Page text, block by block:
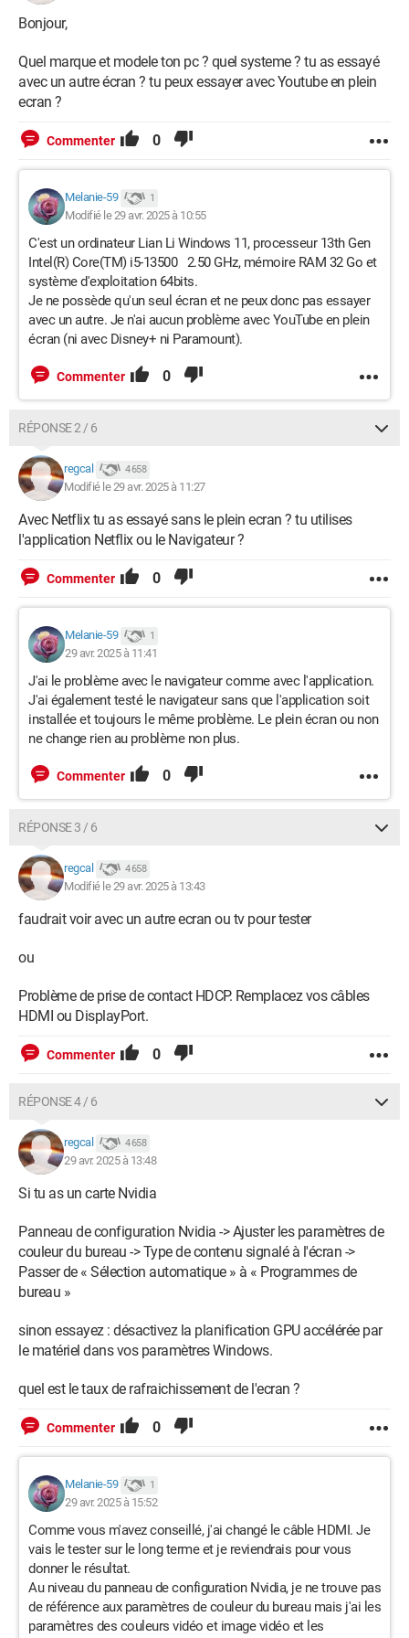
Bonjour,
Quel marque et modele ton pc ? quel systeme ? tu as essayé
avec un autre écran ? tu peux essayer avec Youtube en plein
ecran ?
Commenter 0
Melanie-59 1
Modifié le 29 avr. 2025 à 10:55
C'est un ordinateur Lian Li Windows 11, processeur 13th Gen
Intel(R) Core(TM) i5-13500 2.50 GHz, mémoire RAM 32 Go et
système d'exploitation 64bits.
Je ne possède qu'un seul écran et ne peux donc pas essayer
avec un autre. Je n'ai aucun problème avec YouTube en plein
écran (ni avec Disney+ ni Paramount).
Commenter 0
RÉPONSE 2 / 6
regcal 4 658
Modifié le 29 avr. 2025 à 11:27
Avec Netflix tu as essayé sans le plein ecran ? tu utilises
l'application Netflix ou le Navigateur ?
Commenter 0
Melanie-59 1
29 avr. 2025 à 11:41
J'ai le problème avec le navigateur comme avec l'application.
J'ai également testé le navigateur sans que l'application soit
installée et toujours le même problème. Le plein écran ou non
ne change rien au problème non plus.
Commenter 0
RÉPONSE 3 / 6
regcal 4 658
Modifié le 29 avr. 2025 à 13:43
faudrait voir avec un autre ecran ou tv pour tester
ou
Problème de prise de contact HDCP. Remplacez vos câbles
HDMI ou DisplayPort.
Commenter 0
RÉPONSE 4 / 6
regcal 4 658
29 avr. 2025 à 13:48
Si tu as un carte Nvidia
Panneau de configuration Nvidia -> Ajuster les paramètres de
couleur du bureau -> Type de contenu signalé à l'écran ->
Passer de « Sélection automatique » à « Programmes de
bureau »
sinon essayez : désactivez la planification GPU accélérée par
le matériel dans vos paramètres Windows.
quel est le taux de rafraichissement de l'ecran ?
Commenter 0
Melanie-59 1
29 avr. 2025 à 15:52
Comme vous m'avez conseillé, j'ai changé le câble HDMI. Je
vais le tester sur le long terme et je reviendrais pour vous
donner le résultat.
Au niveau du panneau de configuration Nvidia, je ne trouve pas
de référence aux paramètres de couleur du bureau mais j'ai les
paramètres des couleurs vidéo et image vidéo et les